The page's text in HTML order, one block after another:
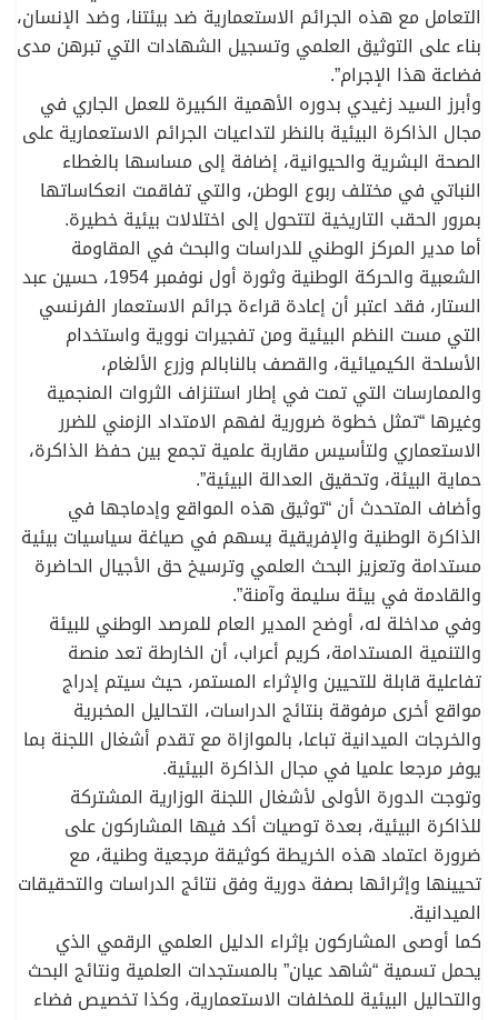
التعامل مع هذه الجرائم الاستعمارية ضد بيئتنا، وضد الإنسان،
بناء على التوثيق العلمي وتسجيل الشهادات التي تبرهن مدى
فضاعة هذا الإجرام”.
وأبرز السيد زغيدي بدوره الأهمية الكبيرة للعمل الجاري في
مجال الذاكرة البيئية بالنظر لتداعيات الجرائم الاستعمارية على
الصحة البشرية والحيوانية، إضافة إلى مساسها بالغطاء
النباتي في مختلف ربوع الوطن، والتي تفاقمت انعكاساتها
بمرور الحقب التاريخية لتتحول إلى اختلالات بيئية خطيرة.
أما مدير المركز الوطني للدراسات والبحث في المقاومة
الشعبية والحركة الوطنية وثورة أول نوفمبر 1954، حسين عبد
الستار، فقد اعتبر أن إعادة قراءة جرائم الاستعمار الفرنسي
التي مست النظم البيئية ومن تفجيرات نووية واستخدام
الأسلحة الكيميائية، والقصف بالنابالم وزرع الألغام،
والممارسات التي تمت في إطار استنزاف الثروات المنجمية
وغيرها “تمثل خطوة ضرورية لفهم الامتداد الزمني للضرر
الاستعماري ولتأسيس مقاربة علمية تجمع بين حفظ الذاكرة،
حماية البيئة، وتحقيق العدالة البيئية”.
وأضاف المتحدث أن “توثيق هذه المواقع وإدماجها في
الذاكرة الوطنية والإفريقية يسهم في صياغة سياسيات بيئية
مستدامة وتعزيز البحث العلمي وترسيخ حق الأجيال الحاضرة
والقادمة في بيئة سليمة وآمنة”.
وفي مداخلة له، أوضح المدير العام للمرصد الوطني للبيئة
والتنمية المستدامة، كريم أعراب، أن الخارطة تعد منصة
تفاعلية قابلة للتحيين والإثراء المستمر، حيث سيتم إدراج
مواقع أخرى مرفوقة بنتائج الدراسات، التحاليل المخبرية
والخرجات الميدانية تباعا، بالموازاة مع تقدم أشغال اللجنة بما
يوفر مرجعا علميا في مجال الذاكرة البيئية.
وتوجت الدورة الأولى لأشغال اللجنة الوزارية المشتركة
للذاكرة البيئية، بعدة توصيات أكد فيها المشاركون على
ضرورة اعتماد هذه الخريطة كوثيقة مرجعية وطنية، مع
تحيينها وإثرائها بصفة دورية وفق نتائج الدراسات والتحقيقات
الميدانية.
كما أوصى المشاركون بإثراء الدليل العلمي الرقمي الذي
يحمل تسمية “شاهد عيان” بالمستجدات العلمية ونتائج البحث
والتحاليل البيئية للمخلفات الاستعمارية، وكذا تخصيص فضاء